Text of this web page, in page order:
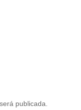
publicada.